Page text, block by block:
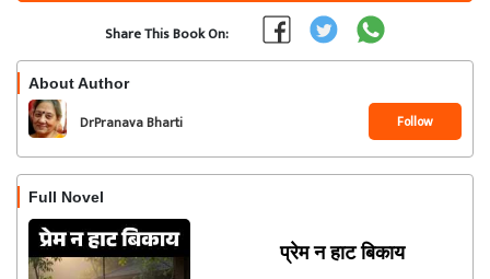
Share This Book On:
About Author
DrPranava Bharti Follow
Full Novel
प्रेम न हाट बिकाय